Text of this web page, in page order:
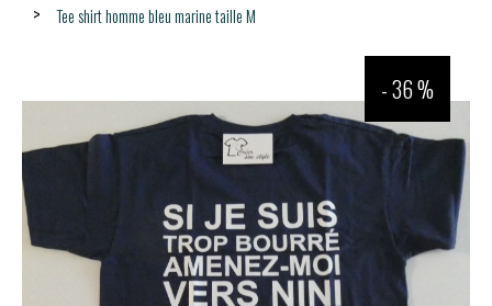
Tee shirt homme bleu marine taille M
- 36 %